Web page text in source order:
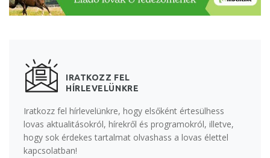
IRATKOZZ FEL
HÍRLEVELÜNKRE
Iratkozz fel hírlevelünkre, hogy elsőként értesülhess
lovas aktualitásokról, hírekről és programokról, illetve,
hogy sok érdekes tartalmat olvashass a lovas élettel
kapcsolatban!